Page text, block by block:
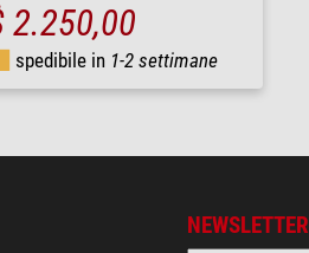
2.250,00
spedibile in 1-2 settimane
NEWSLETTER